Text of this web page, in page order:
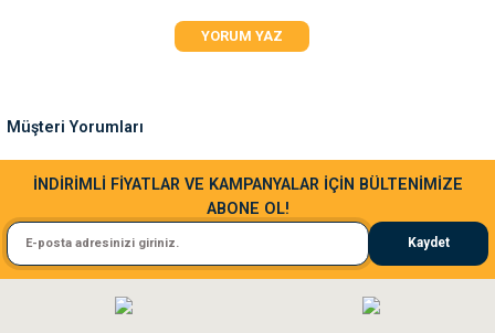
Ürün açıklamasında eksik bilgiler bulunuyor.
Bu ürüne benzer farklı alternatifler olmalı.
Gönder
YORUM YAZ
Müşteri Yorumları
Sa**** Ta******
Kedim taze mamaya bayıldı kargo fimrasın da bir sorun yaşadım ve arkadaşlar
El**** Ek******
Köpeğim bayıldı hediyeler için teşekkürler
İNDİRİMLİ FİYATLAR VE KAMPANYALAR İÇİN BÜLTENİMİZE
ABONE OL!
Kaydet